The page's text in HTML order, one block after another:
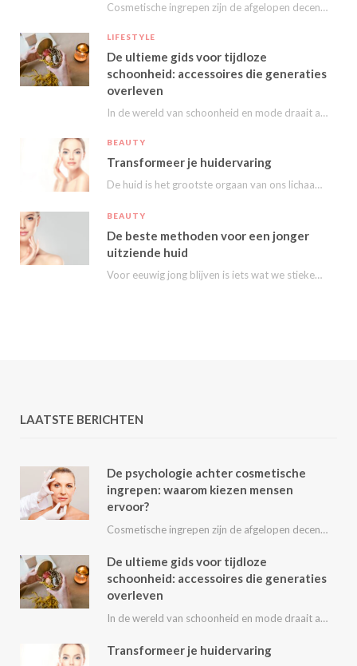
Cosmetische ingrepen zijn de afgelopen decennia steeds populairder geworden. Van kleine behandelingen zoals fillers en…
LIFESTYLE
De ultieme gids voor tijdloze
schoonheid: accessoires die generaties
overleven
In de wereld van schoonheid en mode draait alles om het uitstralen van je persoonlijke…
BEAUTY
Transformeer je huidervaring
De huid is het grootste orgaan van ons lichaam en speelt een essentiële rol in…
BEAUTY
De beste methoden voor een jonger
uitziende huid
Voor eeuwig jong blijven is iets wat we stiekem eigenlijk allemaal wel willen. Nu kunnen…
LAATSTE BERICHTEN
De psychologie achter cosmetische
ingrepen: waarom kiezen mensen
ervoor?
Cosmetische ingrepen zijn de afgelopen decennia steeds populairder geworden. Van kleine behandelingen zoals fillers en…
De ultieme gids voor tijdloze
schoonheid: accessoires die generaties
overleven
In de wereld van schoonheid en mode draait alles om het uitstralen van je persoonlijke…
Transformeer je huidervaring